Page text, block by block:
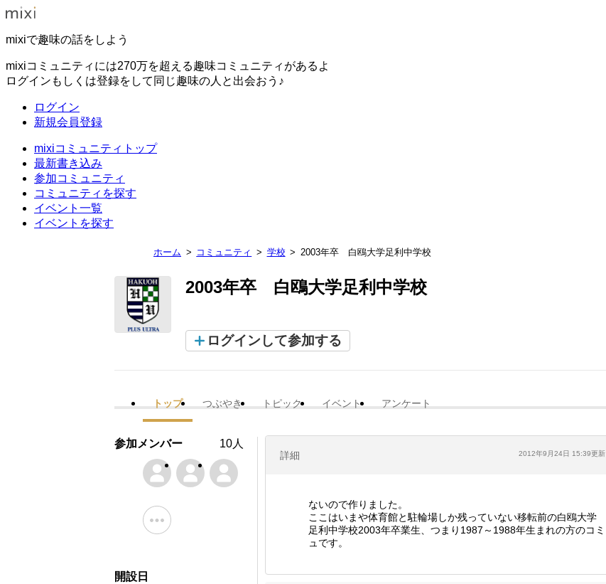
mixiで趣味の話をしよう
mixiコミュニティには270万を超える趣味コミュニティがあるよ
ログインもしくは登録をして同じ趣味の人と出会おう♪
ログイン
新規会員登録
mixiコミュニティトップ
最新書き込み
参加コミュニティ
コミュニティを探す
イベント一覧
イベントを探す
ホーム コミュニティ 学校 2003年卒 白鴎大学足利中学校
2003年卒 白鴎大学足利中学校
ログインして参加する
トップ つぶやき トピック イベント アンケート
詳細 2012年9月24日 15:39更新
ないので作りました。
ここはいまや体育館と駐輪場しか残っていない移転前の白鴎大学
足利中学校2003年卒業生、つまり1987～1988年生まれの方のコミ
ュです。
参加メンバー 10人
開設日